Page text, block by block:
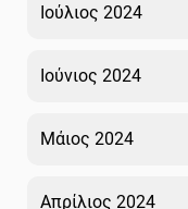
Ιούλιος 2024
Ιούνιος 2024
Μάιος 2024
Απρίλιος 2024